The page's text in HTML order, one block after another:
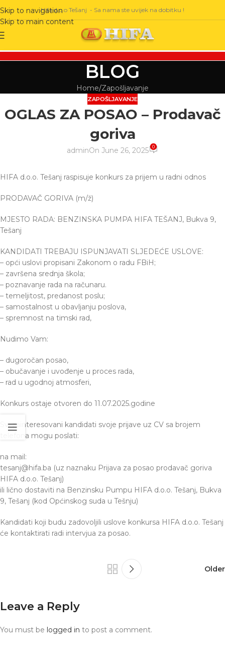
Skip to navigation
Skip to main content
Hifa d.o.o Tešanj - Sa nama ste uvijek na dobitku !
BLOG
Home Zapošljavanje
ZAPOŠLJAVANJE
OGLAS ZA POSAO – Prodavač
goriva
adminOn June 26, 2025 0
HIFA d.o.o. Tešanj raspisuje konkurs za prijem u radni odnos
PRODAVAČ GORIVA (m/ž)
MJESTO RADA: BENZINSKA PUMPA HIFA TEŠANJ, Bukva 9,
Tešanj
KANDIDATI TREBAJU ISPUNJAVATI SLJEDEĆE USLOVE:
– opći uslovi propisani Zakonom o radu FBiH;
– završena srednja škola;
– poznavanje rada na računaru.
– temeljitost, predanost poslu;
– samostalnost u obavljanju poslova,
– spremnost na timski rad,
Nudimo Vam:
– dugoročan posao,
– obučavanje i uvođenje u proces rada,
– rad u ugodnoj atmosferi,
Konkurs ostaje otvoren do 11.07.2025.godine
Svi zainteresovani kandidati svoje prijave uz CV sa brojem
telefona mogu poslati:
na mail:
tesanj@hifa.ba (uz naznaku Prijava za posao prodavač goriva
HIFA d.o.o. Tešanj)
ili lično dostaviti na Benzinsku Pumpu HIFA d.o.o. Tešanj, Bukva
9, Tešanj (kod Općinskog suda u Tešnju)
Kandidati koji budu zadovoljili uslove konkursa HIFA d.o.o. Tešanj
će kontaktirati radi intervjua za posao.
Older
Leave a Reply
You must be logged in to post a comment.